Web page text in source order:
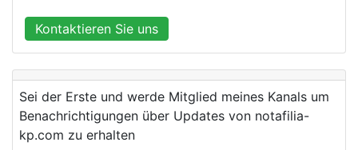
Kontaktieren Sie uns
Sei der Erste und werde Mitglied meines Kanals um
Benachrichtigungen über Updates von notafilia-
kp.com zu erhalten